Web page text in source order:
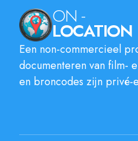
ON -
LOCATION
Een non-commercieel
documenteren van film-
en broncodes zijn privé-